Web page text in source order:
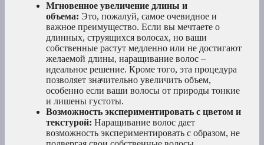
Мгновенное увеличение длины и
объема: Это, пожалуй, самое очевидное и
важное преимущество. Если вы мечтаете о
длинных, струящихся волосах, но ваши
собственные растут медленно или не достигают
желаемой длины, наращивание волос –
идеальное решение. Кроме того, эта процедура
позволяет значительно увеличить объем,
особенно если ваши волосы от природы тонкие
и лишены густоты.
Возможность экспериментировать с цветом и
текстурой: Наращивание волос дает
возможность экспериментировать с образом, не